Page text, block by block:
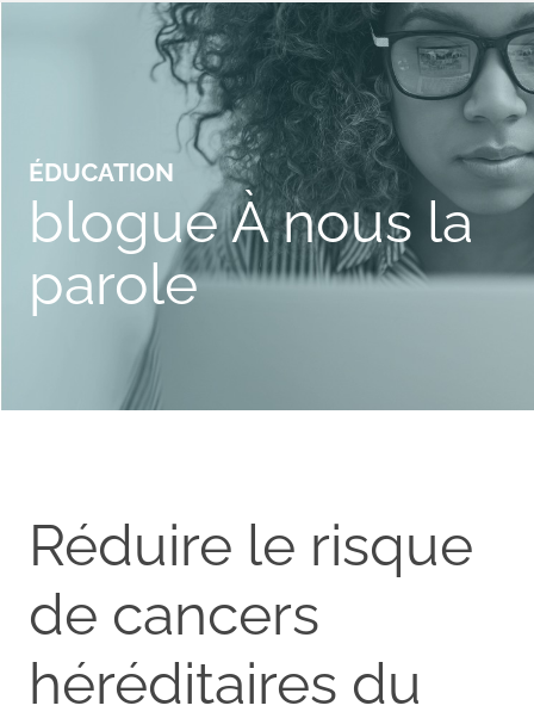
ÉDUCATION
blogue À nous la
parole
Réduire le risque
de cancers
héréditaires du